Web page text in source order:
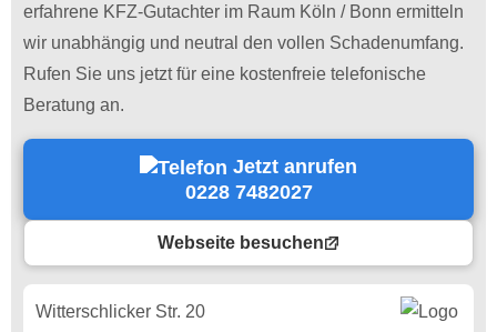
erfahrene KFZ-Gutachter im Raum Köln / Bonn ermitteln
wir unabhängig und neutral den vollen Schadenumfang.
Rufen Sie uns jetzt für eine kostenfreie telefonische
Beratung an.
Jetzt anrufen
0228 7482027
Webseite besuchen
Witterschlicker Str. 20